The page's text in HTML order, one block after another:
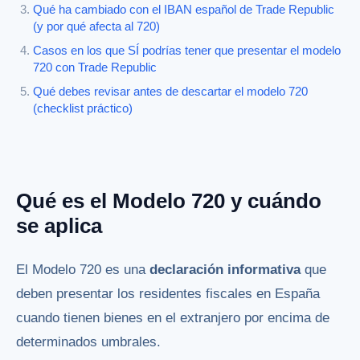
Qué ha cambiado con el IBAN español de Trade Republic
(y por qué afecta al 720)
Casos en los que SÍ podrías tener que presentar el modelo
720 con Trade Republic
Qué debes revisar antes de descartar el modelo 720
(checklist práctico)
Qué es el Modelo 720 y cuándo
se aplica
El Modelo 720 es una declaración informativaque
deben presentar los residentes fiscales en España
cuando tienen bienes en el extranjero por encima de
determinados umbrales.